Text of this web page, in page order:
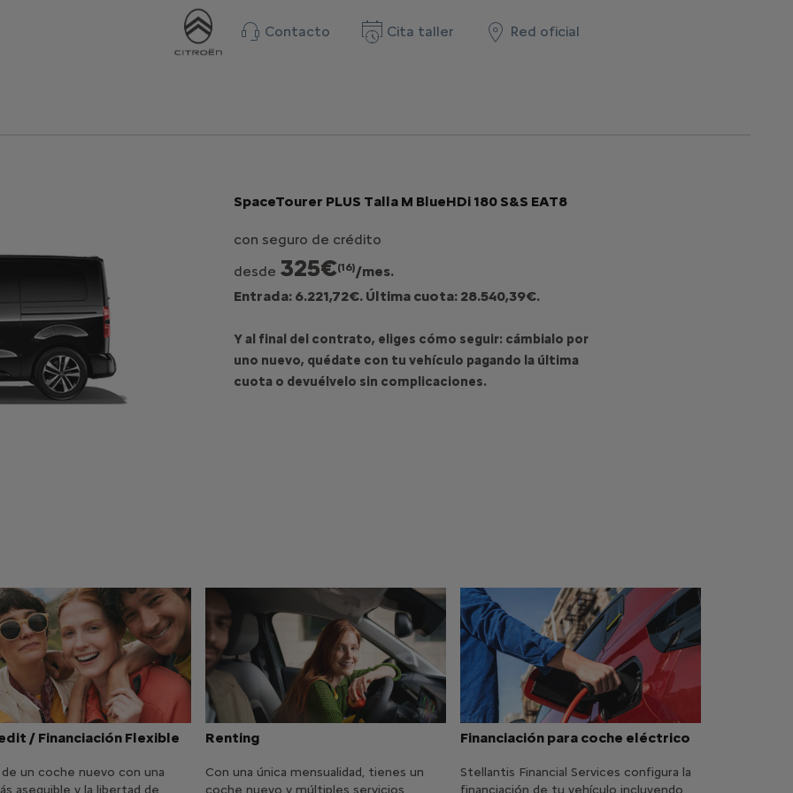
Contacto Cita taller Red oficial
SpaceTourer PLUS Talla M BlueHDi 180 S&S EAT8
con seguro de crédito
desde 325€(16)/mes.
Entrada: 6.221,72€. Última cuota: 28.540,39€.
Y al final del contrato, eliges cómo seguir: cámbialo por
uno nuevo, quédate con tu vehículo pagando la última
cuota o devuélvelo sin complicaciones.
/ Financiación Flexible
un coche nuevo con una
asequible y la libertad de
Renting
Con una única mensualidad, tienes un
coche nuevo y múltiples servicios
Financiación para coche eléctrico
Stellantis Financial Services configura la
financiación de tu vehículo incluyendo